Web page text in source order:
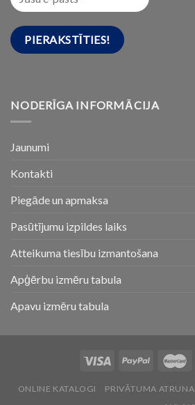
NODERĪGA INFORMĀCIJA
Jaunumi
Kontakti
Piegāde un apmaksa
Pasūtījumu izpildes laiks
Atteikuma tiesību izmantošana
Apģērbu izmēru tabula
Apavu izmēru tabula
ONLINE KATALOGI PRIVĀTUMA ATRUNA